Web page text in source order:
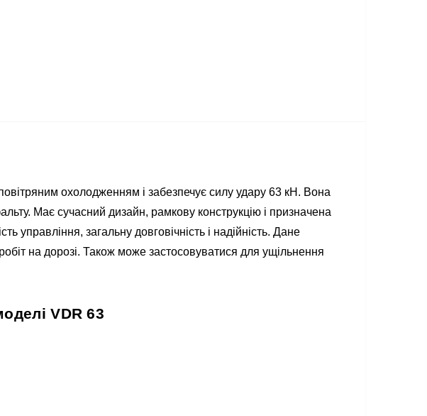
охолодженням і забезпечує силу удару 63 кН. Вона
Має сучасний дизайн, рамкову конструкцію і призначена
управління, загальну довговічність і надійність. Дане
на дорозі. Також може застосовуватися для ущільнення
VDR 63